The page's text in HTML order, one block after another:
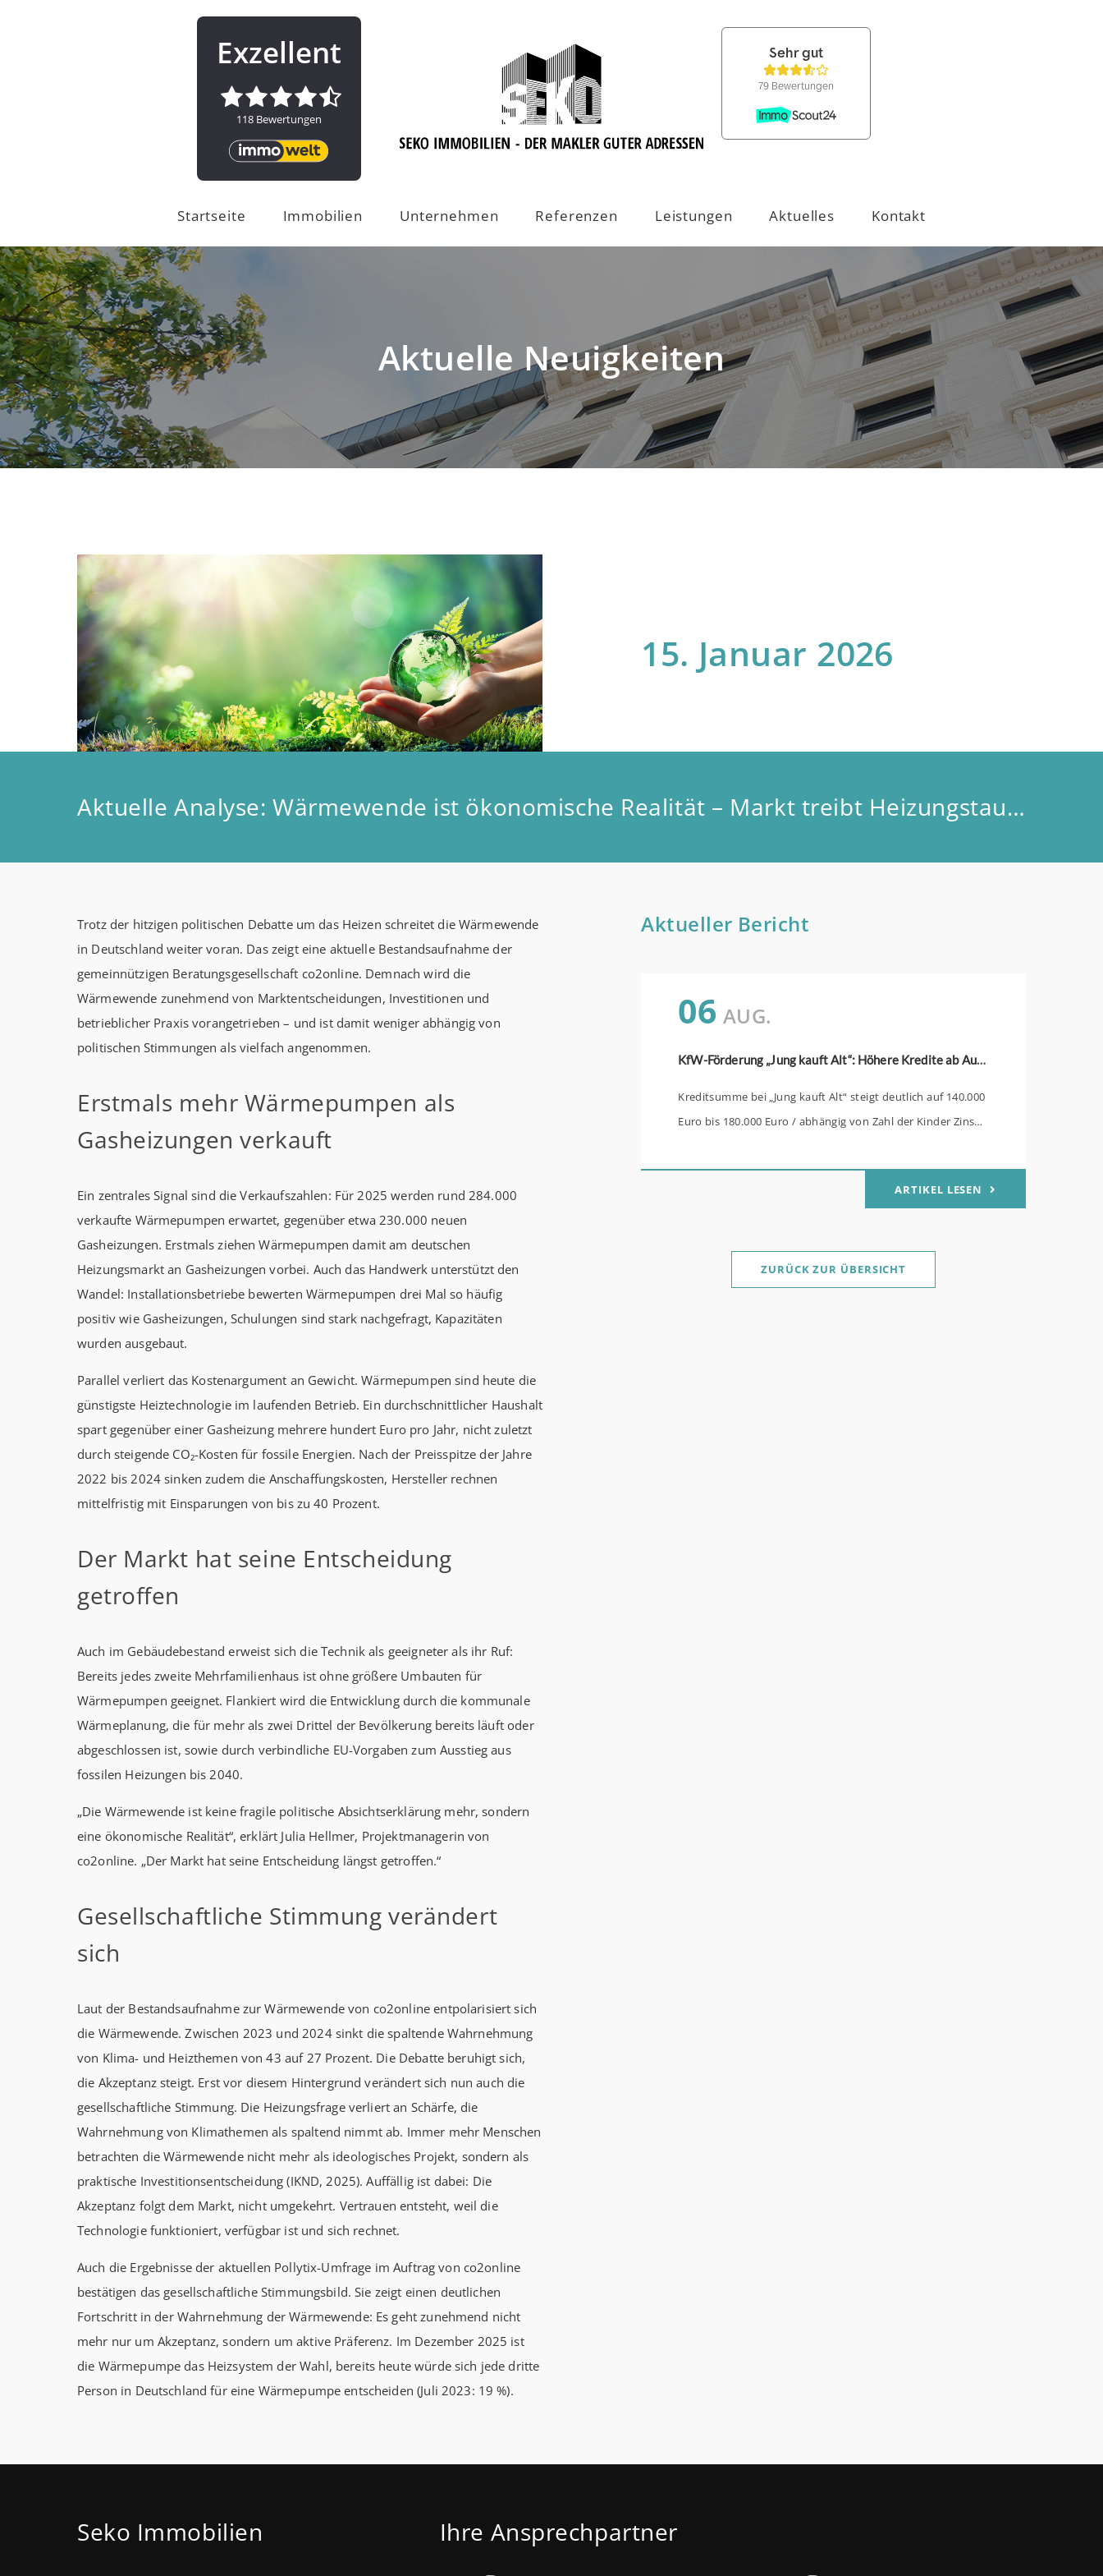
Startseite Immobilien Unternehmen Referenzen Leistungen Aktuelles Kontakt
Aktuelle Neuigkeiten
15. Januar 2026
Aktuelle Analyse: Wärmewende ist ökonomische Realität – Markt treibt Heizungstausch
Trotz der hitzigen politischen Debatte um das Heizen schreitet die Wärmewende
in Deutschland weiter voran. Das zeigt eine aktuelle Bestandsaufnahme der
gemeinnützigen Beratungsgesellschaft co2online. Demnach wird die
Wärmewende zunehmend von Marktentscheidungen, Investitionen und
betrieblicher Praxis vorangetrieben – und ist damit weniger abhängig von
politischen Stimmungen als vielfach angenommen.
Erstmals mehr Wärmepumpen als
Gasheizungen verkauft
Ein zentrales Signal sind die Verkaufszahlen: Für 2025 werden rund 284.000
verkaufte Wärmepumpen erwartet, gegenüber etwa 230.000 neuen
Gasheizungen. Erstmals ziehen Wärmepumpen damit am deutschen
Heizungsmarkt an Gasheizungen vorbei. Auch das Handwerk unterstützt den
Wandel: Installationsbetriebe bewerten Wärmepumpen drei Mal so häufig
positiv wie Gasheizungen, Schulungen sind stark nachgefragt, Kapazitäten
wurden ausgebaut.
Parallel verliert das Kostenargument an Gewicht. Wärmepumpen sind heute die
günstigste Heiztechnologie im laufenden Betrieb. Ein durchschnittlicher Haushalt
spart gegenüber einer Gasheizung mehrere hundert Euro pro Jahr, nicht zuletzt
durch steigende CO₂-Kosten für fossile Energien. Nach der Preisspitze der Jahre
2022 bis 2024 sinken zudem die Anschaffungskosten, Hersteller rechnen
mittelfristig mit Einsparungen von bis zu 40 Prozent.
Der Markt hat seine Entscheidung
getroffen
Auch im Gebäudebestand erweist sich die Technik als geeigneter als ihr Ruf:
Bereits jedes zweite Mehrfamilienhaus ist ohne größere Umbauten für
Wärmepumpen geeignet. Flankiert wird die Entwicklung durch die kommunale
Wärmeplanung, die für mehr als zwei Drittel der Bevölkerung bereits läuft oder
abgeschlossen ist, sowie durch verbindliche EU-Vorgaben zum Ausstieg aus
fossilen Heizungen bis 2040.
„Die Wärmewende ist keine fragile politische Absichtserklärung mehr, sondern
eine ökonomische Realität“, erklärt Julia Hellmer, Projektmanagerin von
co2online. „Der Markt hat seine Entscheidung längst getroffen.“
Gesellschaftliche Stimmung verändert
sich
Laut der Bestandsaufnahme zur Wärmewende von co2online entpolarisiert sich
die Wärmewende. Zwischen 2023 und 2024 sinkt die spaltende Wahrnehmung
von Klima- und Heizthemen von 43 auf 27 Prozent. Die Debatte beruhigt sich,
die Akzeptanz steigt. Erst vor diesem Hintergrund verändert sich nun auch die
gesellschaftliche Stimmung. Die Heizungsfrage verliert an Schärfe, die
Wahrnehmung von Klimathemen als spaltend nimmt ab. Immer mehr Menschen
betrachten die Wärmewende nicht mehr als ideologisches Projekt, sondern als
praktische Investitionsentscheidung (IKND, 2025). Auffällig ist dabei: Die
Akzeptanz folgt dem Markt, nicht umgekehrt. Vertrauen entsteht, weil die
Technologie funktioniert, verfügbar ist und sich rechnet.
Auch die Ergebnisse der aktuellen Pollytix-Umfrage im Auftrag von co2online
bestätigen das gesellschaftliche Stimmungsbild. Sie zeigt einen deutlichen
Fortschritt in der Wahrnehmung der Wärmewende: Es geht zunehmend nicht
mehr nur um Akzeptanz, sondern um aktive Präferenz. Im Dezember 2025 ist
die Wärmepumpe das Heizsystem der Wahl, bereits heute würde sich jede dritte
Person in Deutschland für eine Wärmepumpe entscheiden (Juli 2023: 19 %).
Aktueller Bericht
06 AUG.
KfW-Förderung „Jung kauft Alt“: Höhere Kredite ab August 2026
Kreditsumme bei „Jung kauft Alt“ steigt deutlich auf 140.000
Euro bis 180.000 Euro / abhängig von Zahl der Kinder Zinsen
0,53 Prozent effektiv bei 35 Jahren Laufzeit und 10 Jahren
Zinsbindung Antragstellende verpflichten sich zuARTIKEL LESEN
ZURÜCK ZUR ÜBERSICHT
Seko Immobilien Ihre Ansprechpartner